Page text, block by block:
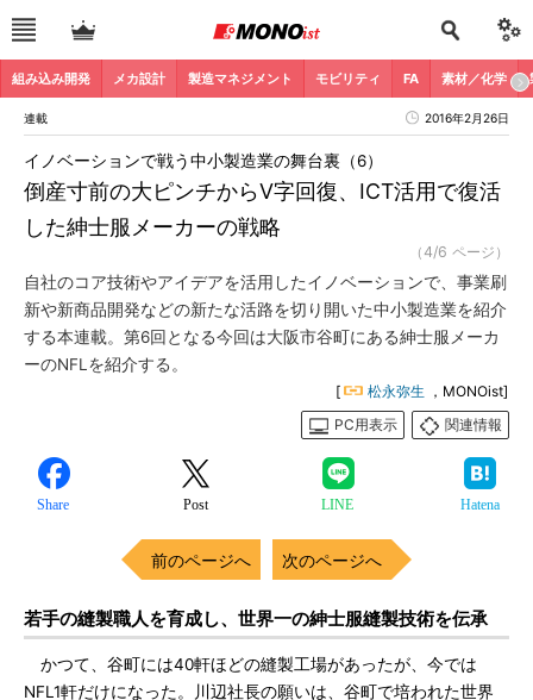
組み込み開発 メカ設計 製造マネジメント モビリティ FA 素材／化学
連載 2016年2月26日
倒産寸前の大ピンチからV字回復、ICT活用で復活
した紳士服メーカーの戦略
イノベーションで戦う中小製造業の舞台裏（6）
（4/6 ページ）
自社のコア技術やアイデアを活用したイノベーションで、事業刷
新や新商品開発などの新たな活路を切り開いた中小製造業を紹介
する本連載。第6回となる今回は大阪市谷町にある紳士服メーカ
ーのNFLを紹介する。
[ 松永弥生 ，MONOist]
PC用表示
関連情報
Share Post LINE Hatena
前のページへ 次のページへ
若手の縫製職人を育成し、世界一の紳士服縫製技術を伝承
かつて、谷町には40軒ほどの縫製工場があったが、今では
NFL1軒だけになった。川辺社長の願いは、谷町で培われた世界